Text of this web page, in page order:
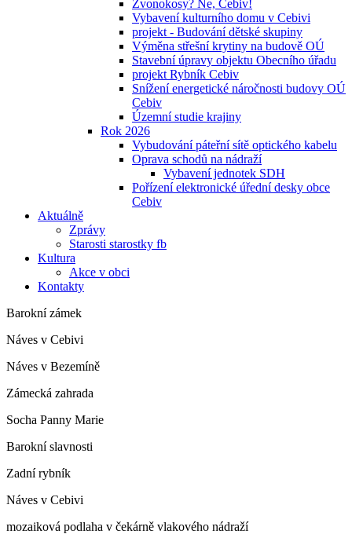
Zvonokosy? Ne, Cebiv!
Vybavení kulturního domu v Cebivi
projekt - Budování dětské skupiny
Výměna střešní krytiny na budově OÚ
Stavební úpravy objektu Obecního úřadu
projekt Rybník Cebiv
Snížení energetické náročnosti budovy OÚ
Cebiv
Územní studie krajiny
Rok 2026
Vybudování páteřní sítě optického kabelu
Oprava schodů na nádraží
Vybavení jednotek SDH
Pořízení elektronické úřední desky obce
Cebiv
Aktuálně
Zprávy
Starosti starostky fb
Kultura
Akce v obci
Kontakty
Barokní zámek
Náves v Cebivi
Náves v Bezemíně
Zámecká zahrada
Socha Panny Marie
Barokní slavnosti
Zadní rybník
Náves v Cebivi
mozaiková podlaha v čekárně vlakového nádraží